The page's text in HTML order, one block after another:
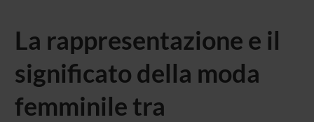
La rappresentazione e il
significato della moda
femminile tra